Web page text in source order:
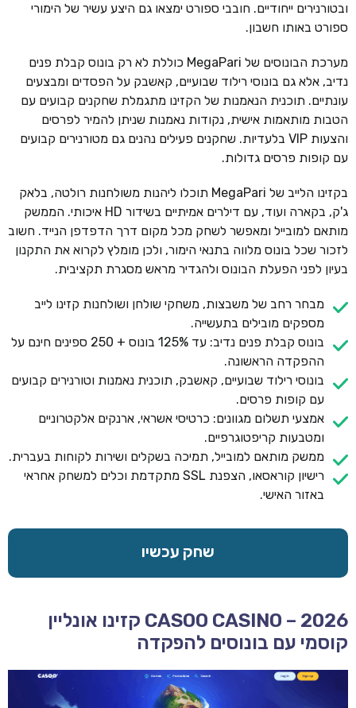
ובטורנירים ייחודיים. חובבי ספורט ימצאו גם היצע עשיר של הימורי
ספורט באותו חשבון.
מערכת הבונוסים של MegaPari כוללת לא רק בונוס קבלת פנים
נדיב, אלא גם בונוסי רילוד שבועיים, קאשבק על הפסדים ומבצעים
עונתיים. תוכנית הנאמנות של הקזינו מתגמלת שחקנים קבועים עם
הטבות מותאמות אישית, נקודות נאמנות שניתן להמיר לפרסים
והצעות VIP בלעדיות. שחקנים פעילים נהנים גם מטורנירים קבועים
עם קופות פרסים גדולות.
בקזינו הלייב של MegaPari תוכלו ליהנות משולחנות רולטה, בלאק
ג'ק, בקארה ועוד, עם דילרים אמיתיים בשידור HD איכותי. הממשק
מותאם למובייל ומאפשר לשחק מכל מקום דרך הדפדפן הנייד. חשוב
לזכור שכל בונוס מלווה בתנאי הימור, ולכן מומלץ לקרוא את התקנון
בעיון לפני הפעלת הבונוס ולהגדיר מראש מסגרת תקציבית.
מבחר רחב של משבצות, משחקי שולחן ושולחנות קזינו לייב
מספקים מובילים בתעשייה.
בונוס קבלת פנים נדיב: עד 125% בונוס + 250 ספינים חינם על
ההפקדה הראשונה.
בונוסי רילוד שבועיים, קאשבק, תוכנית נאמנות וטורנירים קבועים
עם קופות פרסים.
אמצעי תשלום מגוונים: כרטיסי אשראי, ארנקים אלקטרוניים
ומטבעות קריפטוגרפיים.
ממשק מותאם למובייל, תמיכה בשקלים ושירות לקוחות בעברית.
רישיון קוראסאו, הצפנת SSL מתקדמת וכלים למשחק אחראי
באזור האישי.
שחק עכשיו
CASOO CASINO – 2026 קזינו אונליין
קוסמי עם בונוסים להפקדה